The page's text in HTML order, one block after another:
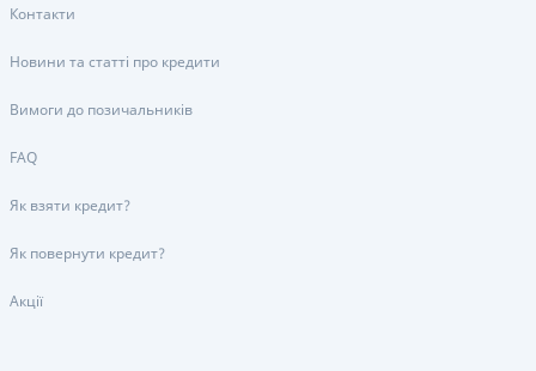
Контакти
Новини та статті про кредити
Вимоги до позичальників
FAQ
Як взяти кредит?
Як повернути кредит?
Акції